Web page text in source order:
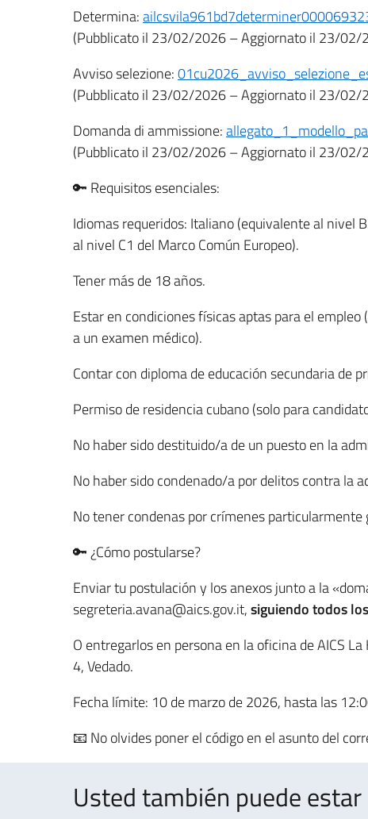
Determina:
(Pubblicato il 23/02/2026 – Aggiornato il 23/02/
Avviso selezione:
(Pubblicato il 23/02/2026 – Aggiornato il 23/02/
Domanda di ammissione:
(Pubblicato il 23/02/2026 – Aggiornato il 23/02/
🔑 Requisitos esenciales:
Idiomas requeridos: Italiano (equivalente al nivel
al nivel C1 del Marco Común Europeo).
Tener más de 18 años.
Estar en condiciones físicas aptas para el
a un examen médico).
Contar con diploma de educación secundaria de
Permiso de residencia cubano (solo para
No haber sido destituido/a de un puesto en la
No haber sido condenado/a por delitos contra la
No tener condenas por crímenes particularmente
🔑 ¿Cómo postularse?
Enviar tu postulación y los anexos junto a la
segreteria.avana@aics.gov.it,siguiendo todos
O entregarlos en persona en la oficina de AICS
4, Vedado.
Fecha límite: 10 de marzo de 2026, hasta las
📧 No olvides poner el código en el asunto del
Usted también puede